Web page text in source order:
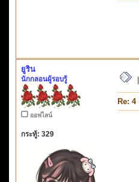
ยูริน
นักกลอนผู้รอบรู้
ออฟไลน์
กระทู้: 329
Re: